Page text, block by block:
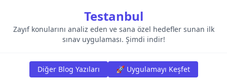
Testanbul
Zayıf konularını analiz eden ve sana özel hedefler sunan ilk
sınav uygulaması. Şimdi indir!
Diğer Blog Yazıları 🚀 Uygulamayı Keşfet